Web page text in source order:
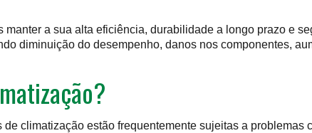
a sua alta eficiência, durabilidade a longo prazo e
diminuição do desempenho, danos nos componentes,
de climatização estão frequentemente sujeitas a problemas